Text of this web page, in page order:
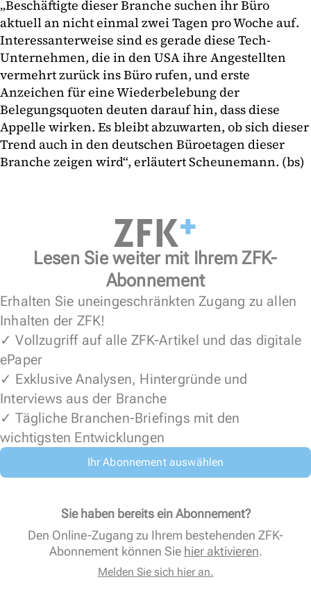
„Beschäftigte dieser Branche suchen ihr Büro
aktuell an nicht einmal zwei Tagen pro Woche auf.
Interessanterweise sind es gerade diese Tech-
Unternehmen, die in den USA ihre Angestellten
vermehrt zurück ins Büro rufen, und erste
Anzeichen für eine Wiederbelebung der
Belegungsquoten deuten darauf hin, dass diese
Appelle wirken. Es bleibt abzuwarten, ob sich dieser
Trend auch in den deutschen Büroetagen dieser
Branche zeigen wird“, erläutert Scheunemann. (bs)
Lesen Sie weiter mit Ihrem ZFK-
Abonnement
Erhalten Sie uneingeschränkten Zugang zu allen
Inhalten der ZFK!
✓ Vollzugriff auf alle ZFK-Artikel und das digitale
ePaper
✓ Exklusive Analysen, Hintergründe und
Interviews aus der Branche
✓ Tägliche Branchen-Briefings mit den
wichtigsten Entwicklungen
Ihr Abonnement auswählen
Sie haben bereits ein Abonnement?
Den Online-Zugang zu Ihrem bestehenden ZFK-
Abonnement können Sie hier aktivieren.
Melden Sie sich hier an.